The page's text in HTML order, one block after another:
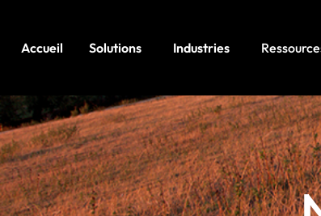
Accueil Solutions Industries